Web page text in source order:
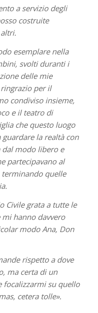
a servizio degli
costruite
esemplare nella
svolti duranti i
delle mie
per il
condiviso insieme,
e il teatro di
che questo luogo
la realtà con
modo libero e
partecipavano al
quelle
Civile grata a tutte le
hanno davvero
modo Ana, Don
rispetto a dove
ma certa di un
su quello
cetera tolle».